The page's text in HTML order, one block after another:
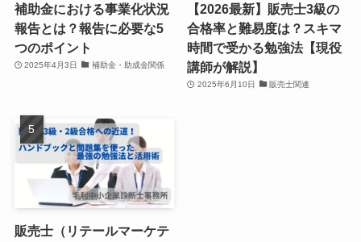
補助金における事業化状況
報告とは？報告に必要な5
つのポイント
2025年4月3日 補助金・助成金関係
【2026最新】販売士3級の
合格率と難易度は？スキマ
時間で受かる勉強法【現役
講師が解説】
2025年6月10日 販売士関連
販売士（リテールマーケテ